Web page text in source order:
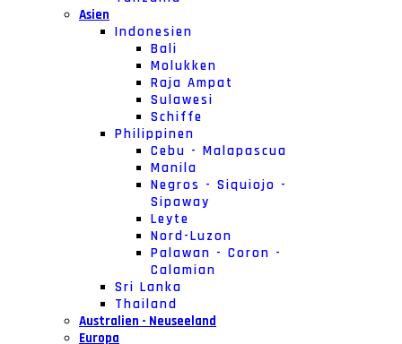
Asien
Indonesien
Bali
Molukken
Raja Ampat
Sulawesi
Schiffe
Philippinen
Cebu - Malapascua
Manila
Negros - Siquiojo -
Sipaway
Leyte
Nord-Luzon
Palawan - Coron -
Calamian
Sri Lanka
Thailand
Australien - Neuseeland
Europa